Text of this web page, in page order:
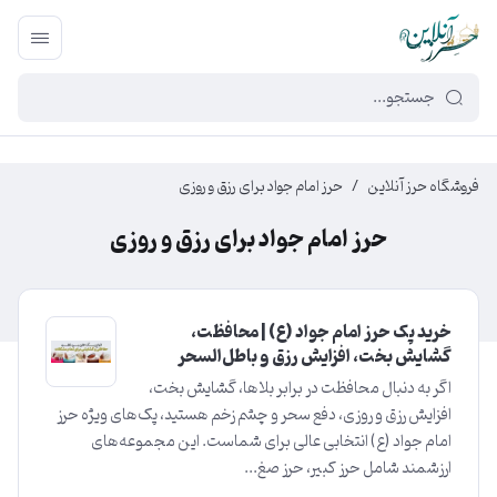
449f43cf-3da2-4422-bb12-2566cb5b8b05
فروشگاه حرز آنلاین / حرز امام جواد برای رزق و روزی
حرز امام جواد برای رزق و روزی
خرید پک حرز امام جواد (ع) | محافظت،
گشایش بخت، افزایش رزق و باطل‌السحر
اگر به دنبال محافظت در برابر بلاها، گشایش بخت،
افزایش رزق و روزی، دفع سحر و چشم زخم هستید، پک‌های ویژه حرز
امام جواد (ع) انتخابی عالی برای شماست. این مجموعه‌های
ارزشمند شامل حرز کبیر، حرز صغ...